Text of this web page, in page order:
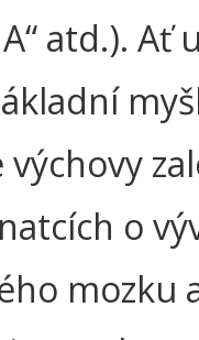
atd.). Ať
o
mozku